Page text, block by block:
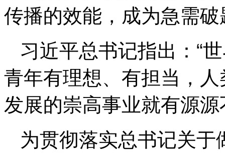
传播的效能，成为急需
习近平总书记指出：“
青年有理想、有担当，
发展的崇高事业就有源
为贯彻落实总书记关